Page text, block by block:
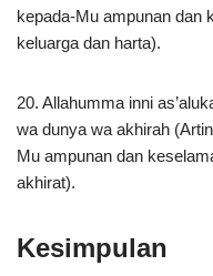
kepada-Mu ampunan dan
keluarga dan harta).
20. Allahumma inni
wa dunya wa akhirah
Mu ampunan dan
akhirat).
Kesimpulan